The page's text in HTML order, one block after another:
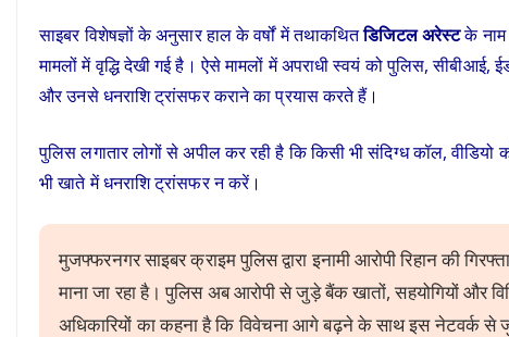
साइबर विशेषज्ञों के अनुसार हाल के वर्षों में तथाकथितडिजिटल अरेस्टके नाम
मामलों में वृद्धि देखी गई है। ऐसे मामलों में अपराधी स्वयं को पुलिस, सीबीआई,
और उनसे धनराशि ट्रांसफर कराने का प्रयास करते हैं।
पुलिस लगातार लोगों से अपील कर रही है कि किसी भी संदिग्ध कॉल,
भी खाते में धनराशि ट्रांसफर न करें।
मुजफ्फरनगर साइबर क्राइम पुलिस द्वारा इनामी आरोपी रिहान की
माना जा रहा है। पुलिस अब आरोपी से जुड़े बैंक खातों, सहयोगियों और
अधिकारियों का कहना है कि विवेचना आगे बढ़ने के साथ इस नेटवर्क से